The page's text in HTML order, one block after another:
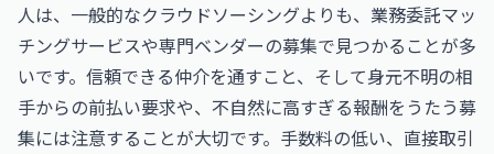
人は、一般的なクラウドソーシングよりも、業務委託マッ
チングサービスや専門ベンダーの募集で見つかることが多
いです。信頼できる仲介を通すこと、そして身元不明の相
手からの前払い要求や、不自然に高すぎる報酬をうたう募
集には注意することが大切です。手数料の低い、直接取引